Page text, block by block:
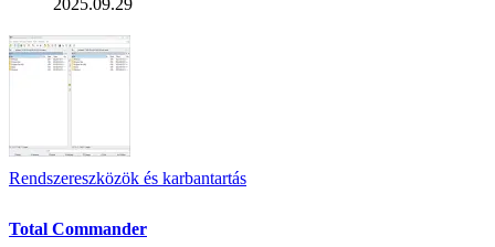
2025.09.29
Rendszereszközök és karbantartás
Total Commander